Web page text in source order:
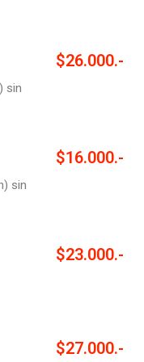
sin
$26.000.-
sin
$16.000.-
$23.000.-
$27.000.-